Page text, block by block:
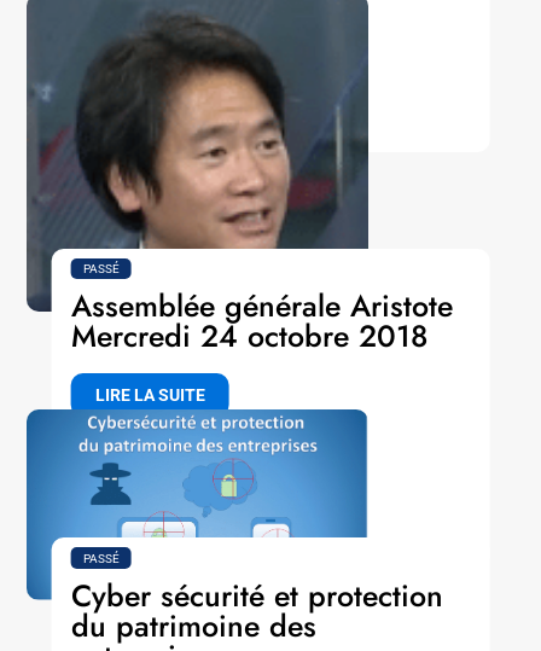
LIRE LA SUITE
PASSÉ
Assemblée générale Aristote
Mercredi 24 octobre 2018
LIRE LA SUITE
PASSÉ
Cyber sécurité et protection
du patrimoine des